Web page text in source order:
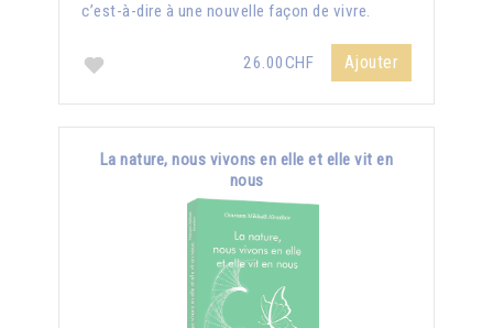
c’est-à-dire à une nouvelle façon de vivre.
26.00CHF Ajouter
La nature, nous vivons en elle et elle vit en
nous